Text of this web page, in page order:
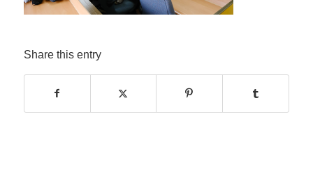
Share this entry